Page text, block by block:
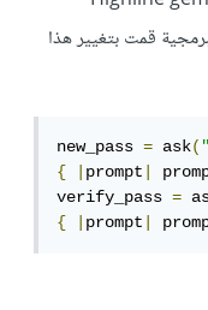
قمت بتغيير هذا
new_pass = ask(
{
|prompt
verify_pass =
{
|prompt